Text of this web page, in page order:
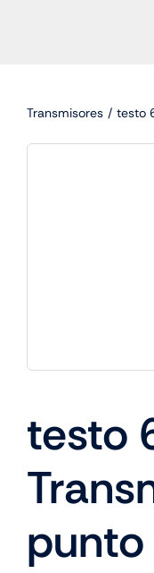
Transmisores testo
testo